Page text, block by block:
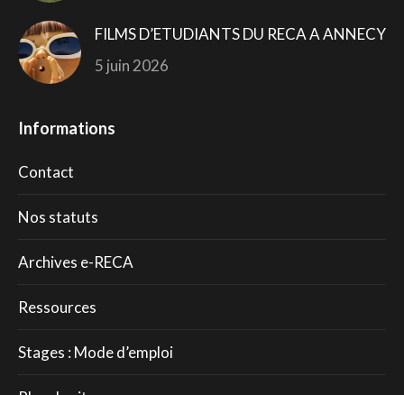
FILMS D’ETUDIANTS DU RECA A ANNECY
5 juin 2026
Informations
Contact
Nos statuts
Archives e-RECA
Ressources
Stages : Mode d’emploi